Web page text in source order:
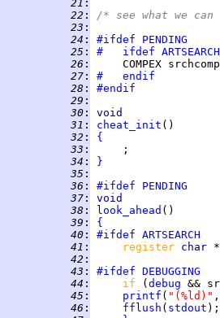
  21
:
  22
:
/* see what we
  23
:
  24
: #ifdef
PENDING
  25
: #   ifdef ARTSEARCH
  26
:
COMPEX
  27
:
#   endif
  28
:
#endif
  29
:
  30
:
void
  31
: cheat_init
  32
:
{
  33
:
  34
:
}
  35
:
  36
: #ifdef
PENDING
  37
:
void
  38
: look_ahead
  39
:
{
  40
: #ifdef ARTSEARCH
  41
: register char
  42
:
  43
: #ifdef DEBUGGING
  44
: if ( debug &&
  45
: printf ( "(%ld)"
  46
: fflush ( stdout